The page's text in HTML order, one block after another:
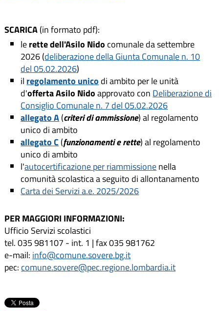
SCARICA(in formato pdf):
lerette dell'Asilo Nido comunale da settembre
2026 (deliberazione della Giunta Comunale n. 10
del 05.02.2026)
il regolamento unico di ambito per le unità
d'offerta Asilo Nidoapprovato con Deliberazione di
Consiglio Comunale n. 7 del 05.02.2026
allegato A(criteri di ammissione) al regolamento
unico di ambito
allegato C (funzionamenti e rette) al regolamento
unico di ambito
l'autocertificazione per riammissionenella
comunità scolastica a seguito di allontanamento
Carta dei Servizi a.e. 2025/2026
PER MAGGIORI INFORMAZIONI:
Ufficio Servizi scolastici
tel. 035 981107 - int. 1 | fax 035 981762
e-mail: info@comune.sovere.bg.it
pec: comune.sovere@pec.regione.lombardia.it